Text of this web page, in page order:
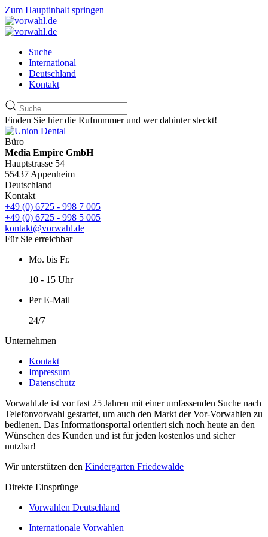
Zum Hauptinhalt springen
Suche
International
Deutschland
Kontakt
Finden Sie hier die Rufnummer und wer dahinter steckt!
Büro
Media Empire GmbH
Hauptstrasse 54
55437 Appenheim
Deutschland
Kontakt
+49 (0) 6725 - 998 7 005
+49 (0) 6725 - 998 5 005
kontakt@vorwahl.de
Für Sie erreichbar
Mo. bis Fr.
10 - 15 Uhr
Per E-Mail
24/7
Unternehmen
Kontakt
Impressum
Datenschutz
Vorwahl.de ist vor fast 25 Jahren mit einer umfassenden Suche nach
Telefonvorwahl gestartet, um auch den Markt der Vor-Vorwahlen zu
bedienen. Das Informationsportal orientiert sich noch heute an den
Wünschen des Kunden und ist für jeden kostenlos und sicher
nutzbar!
Wir unterstützen den Kindergarten Friedewalde
Direkte Einsprünge
Vorwahlen Deutschland
Internationale Vorwahlen